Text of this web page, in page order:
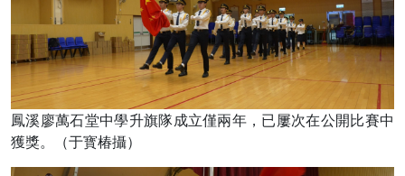
鳳溪廖萬石堂中學升旗隊成立僅兩年，已屢次在公開比賽中
獲獎。（于寳椿攝）